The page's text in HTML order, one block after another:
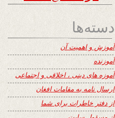
دسته‌ها
آموزش و اهمیت آن
آموزنده
آموزه های دینی ، اخلاقی و اجتماعی
ارسال نامه به مقامات افغان
از دفتر خاطرات برای شما